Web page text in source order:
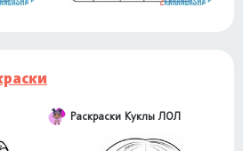
Раскраски Куклы ЛОЛ